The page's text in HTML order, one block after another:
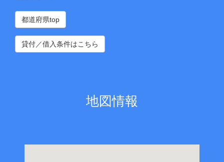
都道府県top
貸付／借入条件はこちら
地図情報